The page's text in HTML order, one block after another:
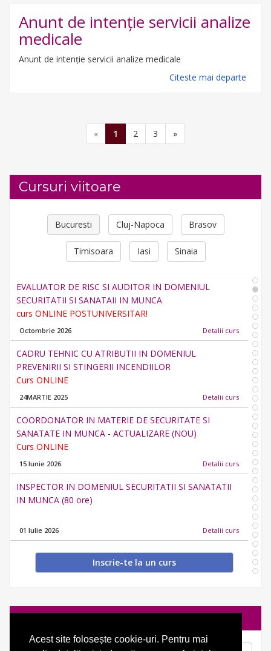
Acest site folosește cookie-uri. Pentru mai
Anunt de intenție servicii analize
medicale
Anunt de intenție servicii analize medicale
Citeste mai departe
« 1 2 3 »
Cursuri viitoare
Bucuresti Cluj-Napoca Brasov
Timisoara Iasi Sinaia
OPERATOR CALCULATOR ELECTRONIC SI RETELE -
Detalii curs
EVALUATOR DE RISC SI AUDITOR IN DOMENIUL
curs ONLINE POSTUNIVERSITAR!
Octombrie 2026
CADRU TEHNIC CU ATRIBUTII IN DOMENIUL
PREVENIRII SI STINGERII INCENDIILOR
Curs ONLINE
24MARTIE 2025
COORDONATOR IN MATERIE DE SECURITATE SI
SANATATE IN MUNCA - ACTUALIZARE (NOU)
Curs ONLINE
15 Iunie 2026
INSPECTOR IN DOMENIUL SECURITATII SI SANATATII
IN MUNCA (80 ore)
01 Iulie 2026
COMPETENTE ANTREPRENORIALE
APRILIE 2025 Detalii curs
Modificarile Legii nr. 208/11.07.2022, publicată în M.O. nr.
APRILIE 2025 Detalii curs
Inscrie-te la un curs
Cautare